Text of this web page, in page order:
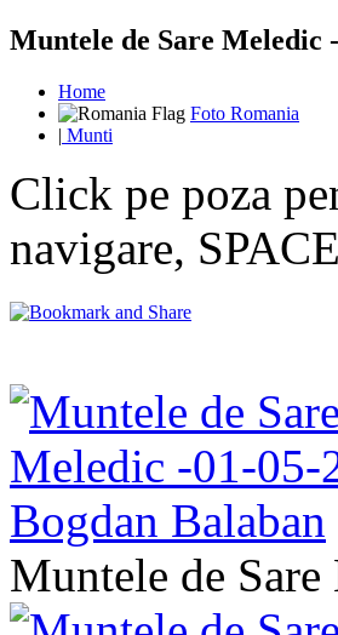
Muntele de Sare Meledic
Home
Foto Romania
| Munti
Click pe poza
navigare,
Muntele de